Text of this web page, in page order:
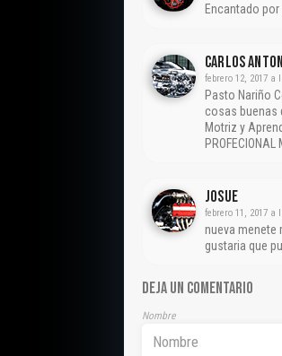
Encantado
CARLOS
febrero 12, 2017 a
Pasto Nariño
cosas buenas
Motriz y
Josue
febrero 11, 2017 a
nueva menete
gustaria que
DEJA UN COMENTARIO
Nombre